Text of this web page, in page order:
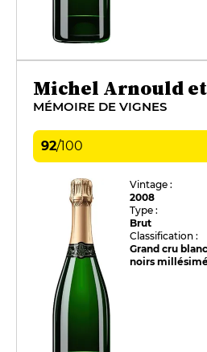
Michel Arnould
MÉMOIRE DE VIGNES
92/100
Vintage :
2008
Type :
Brut
Classification :
Grand cru
noirs